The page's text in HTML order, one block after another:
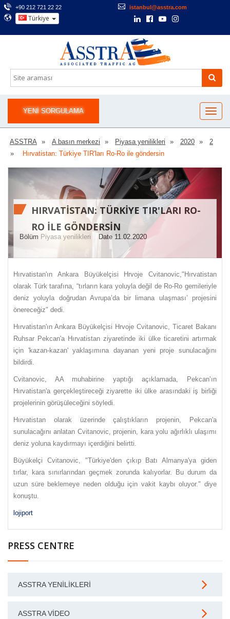
+90 212 721 22 22 istanbul@asstra.com
Türkiye
YENI SORGULAMA
ASSTRA A basın merkezi Piyasa yenilikleri 2020
2
Hırvatistan: Türkiye TIR'ları Ro-Ro ile göndersin
HIRVATISTAN: TÜRKIYE TIR'LARI RO-
RO ILE GÖNDERSIN
Bölüm Piyasa yenilikleri Date 11.02.2020
Hırvatistan'ın Ankara Büyükelçisi Hrvoje Cvitanovic,"Hırvatistan
olarak Türk tarafına, “tırların kara yoluyla değil de Ro-Ro gemileriyle
deniz yoluyla doğrudan Avrupa’da bir limana ulaşması’ projesini
önereceğiz" dedi.
Hırvatistan'ın Ankara Büyükelçisi Hrvoje Cvitanovic, Ticaret Bakanı
Ruhsar Pekcan'a Hırvatistan ziyaretinde iki ülke ticaretini artırmak
için 'kazan-kazan' yaklaşımına dayanan yeni proje sunulacağını
bildirdi.
Cvitanovic, AA muhabirine yaptığı açıklamada, Pekcan’ın
Hırvatistan'a gerçekleştireceği ziyarette iki ülke arasındaki iş birliği
projelerinin görüşüleceğini söyledi.
Hırvatistan olarak üzerinde çalıştıkların projenin, Pekcan'a
sunulacağını anlatan Cvitanovic, projenin, kara yolu ağırlıklı ulaşımı
deniz yoluna kaydırmayı içerdiğini belirtti.
Büyükelçi Cvitanovic, "Türkiye'den çıkıp Batı Almanya'ya giden
tırlar, kara sınırlarından geçmek zorunda kalıyorlar. Bu durum da
uzun süre beklemeye neden olduğu için vakit kaybı oluyor." diye
konuştu.
lojiport
PRESS CENTRE
ASSTRA YENILIKLERI
ASSTRA VIDEO